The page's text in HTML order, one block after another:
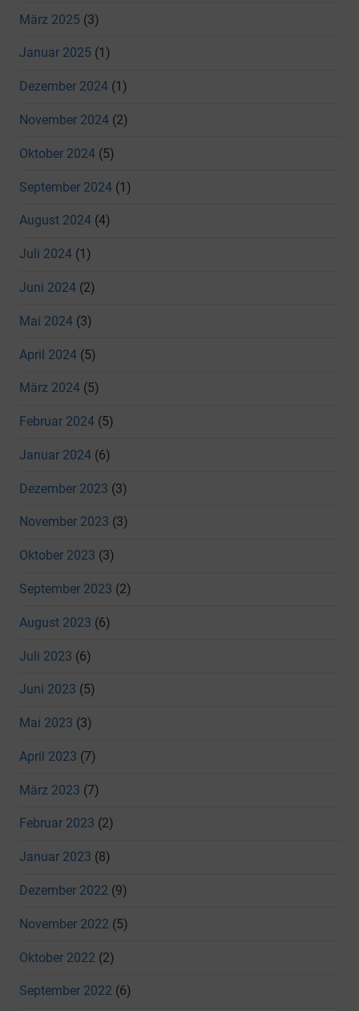
März 2025 (3)
Januar 2025 (1)
Dezember 2024 (1)
November 2024 (2)
Oktober 2024 (5)
September 2024 (1)
August 2024 (4)
Juli 2024 (1)
Juni 2024 (2)
Mai 2024 (3)
April 2024 (5)
März 2024 (5)
Februar 2024 (5)
Januar 2024 (6)
Dezember 2023 (3)
November 2023 (3)
Oktober 2023 (3)
September 2023 (2)
August 2023 (6)
Juli 2023 (6)
Juni 2023 (5)
Mai 2023 (3)
April 2023 (7)
März 2023 (7)
Februar 2023 (2)
Januar 2023 (8)
Dezember 2022 (9)
November 2022 (5)
Oktober 2022 (2)
September 2022 (6)